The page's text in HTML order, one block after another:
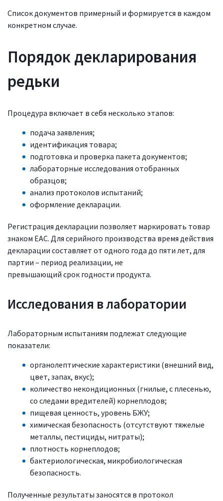
Список документов примерный и формируется в каждом
конкретном случае.
Порядок декларирования
редьки
Процедура включает в себя несколько этапов:
подача заявления;
идентификация товара;
подготовка и проверка пакета документов;
лабораторные исследования отобранных
образцов;
анализ протоколов испытаний;
оформление декларации.
Регистрация декларации позволяет маркировать товар
знаком ЕАС. Для серийного производства время действия
декларации составляет от одного года до пяти лет, для
партии – период реализации, не
превышающий срок годности продукта.
Исследования в лаборатории
Лабораторным испытаниям подлежат следующие
показатели:
органолептические характеристики (внешний вид,
цвет, запах, вкус);
количество некондиционных (гнилые, с плесенью,
со следами вредителей) корнеплодов;
пищевая ценность, уровень БЖУ;
химическая безопасность (отсутствуют тяжелые
металлы, пестициды, нитраты);
плотность корнеплодов;
бактериологическая, микробиологическая
безопасность.
Полученные результаты заносятся в протокол